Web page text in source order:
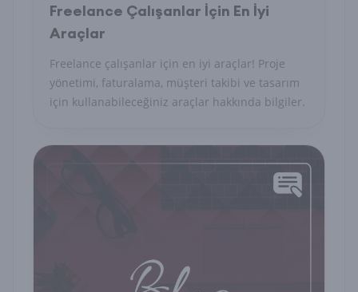
Freelance Çalışanlar İçin En İyi
Araçlar
Freelance çalışanlar için en iyi araçlar! Proje
yönetimi, faturalama, müşteri takibi ve tasarım
için kullanabileceğiniz araçlar hakkında bilgiler.